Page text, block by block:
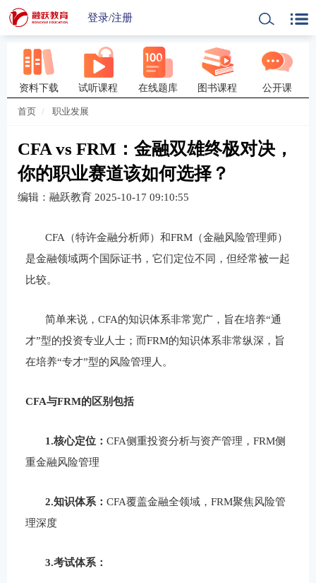
登录/注册
资料下载 试听课程 在线题库 图书课程 公开课
首页 职业发展
CFA vs FRM：金融双雄终极对决，
你的职业赛道该如何选择？
编辑：融跃教育 2025-10-17 09:10:55
CFA （特许金融分析师）和FRM （金融风险管理师）
是金融领域两个国际证书，它们定位不同，但经常被一起
比较。
简单来说，CFA的知识体系非常宽广，旨在培养“通
才”型的投资专业人士；而FRM的知识体系非常纵深，旨
在培养“专才”型的风险管理人。
CFA与FRM的区别包括
1.核心定位 ：CFA侧重投资分析与资产管理 ，FRM侧
重金融风险管理
2.知识体系：CFA覆盖金融全领域，FRM聚焦风险管
理深度
3.考试体系：